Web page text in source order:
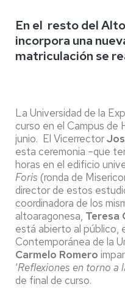
En el resto del
incorpora una
matriculación se
La Universidad de la
curso en el Campus de
junio. El Vicerrector
esta ceremonia –que
horas en el edificio
Foris (ronda de
director de estos
coordinadora de los
altoaragonesa, Teresa
está abierto al público,
Contemporánea de la
Carmelo Romero
‘Reflexiones en torno a
de final de curso.